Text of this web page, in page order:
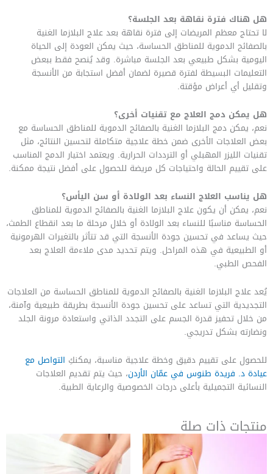
هل هناك فترة نقاهة بعد الجلسة؟
لا تحتاج معظم المريضات إلى فترة نقاهة بعد علاج البلازما الغنية
بالصفائح الدموية للمناطق الحساسة، حيث يمكن العودة إلى الحياة
اليومية بشكل طبيعي بعد الجلسة مباشرة. وقد يُنصح فقط ببعض
التعليمات البسيطة لفترة قصيرة لضمان أفضل استجابة من الأنسجة
وتقليل أي أعراض مؤقتة.
هل يمكن دمج العلاج مع تقنيات أخرى؟
نعم، يمكن دمج البلازما الغنية بالصفائح الدموية للمناطق الحساسة مع
بعض العلاجات الأخرى ضمن خطة علاجية متكاملة لتحسين النتائج، مثل
تقنيات الليزر المهبلي أو الترددات الحرارية. ويعتمد اختيار الدمج المناسب
على تقييم الحالة واحتياجات كل مريضة للحصول على أفضل نتيجة ممكنة.
هل يناسب العلاج النساء بعد الولادة أو سن اليأس؟
نعم، يمكن أن يكون علاج البلازما الغنية بالصفائح الدموية للمناطق
الحساسة مناسبًا للنساء بعد الولادة أو خلال مرحلة ما بعد انقطاع الطمث،
حيث يساعد في تحسين جودة الأنسجة التي قد تتأثر بالتغيرات الهرمونية
أو الطبيعية في هذه المراحل. ويتم تحديد مدى ملاءمة العلاج بعد
الفحص الطبي.
يُعد علاج البلازما الغنية بالصفائح الدموية للمناطق الحساسة من العلاجات
التجديدية التي تساعد على تحسين جودة الأنسجة بطريقة طبيعية وآمنة،
من خلال تحفيز قدرة الجسم على التجدد الذاتي واستعادة مرونة الجلد
ونضارته بشكل تدريجي.
للحصول على تقييم دقيق وخطة علاجية مناسبة، يمكنكِ التواصل مع
عيادة د. فريدة طنوس في عمّان الأردن، حيث يتم تقديم العلاجات
النسائية التجميلية بأعلى درجات الخصوصية والرعاية الطبية.
منتجات ذات صلة